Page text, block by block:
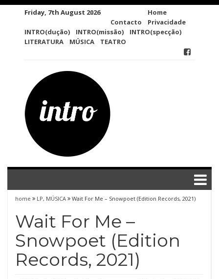
Friday, 7th August 2026
Contacto
Home
Privacidade
INTRO(dução)
INTRO(missão)
INTRO(specção)
LITERATURA
MÚSICA TEATRO
home LP, MÚSICA Wait For Me – Snowpoet (Edition Records, 2021)
Wait For Me –
Snowpoet (Edition
Records, 2021)